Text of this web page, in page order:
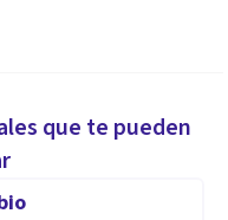
que te pueden